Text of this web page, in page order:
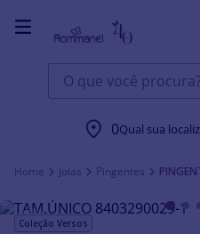
O que você procura?
0Qual sua
Joias Pingentes
Coleção Versos